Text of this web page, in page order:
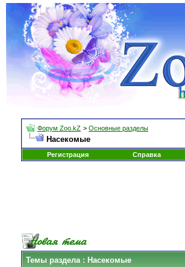
Форум Zoo.kZ > Основные разделы
Насекомые
Регистрация Справка
Темы раздела: Насекомые